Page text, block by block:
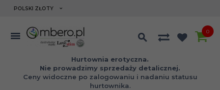
currency_h
POLSKI ZŁOTY
Hurtownia erotyczna.
Nie prowadzimy sprzedaży detalicznej.
Ceny widoczne po zalogowaniu i nadaniu statusu
hurtownika.
0